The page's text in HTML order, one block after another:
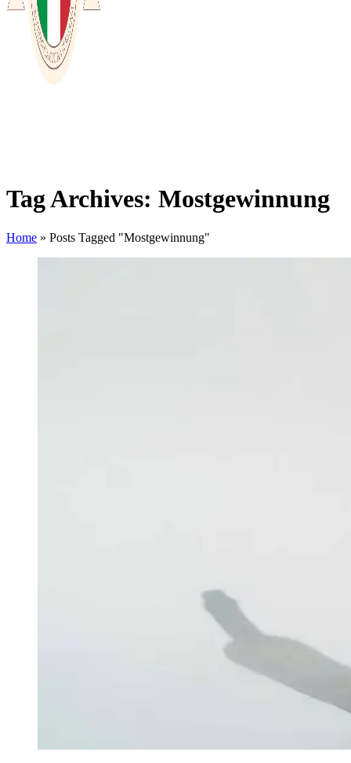
Tag Archives: Mostgewinnung
Home » Posts Tagged "Mostgewinnung"